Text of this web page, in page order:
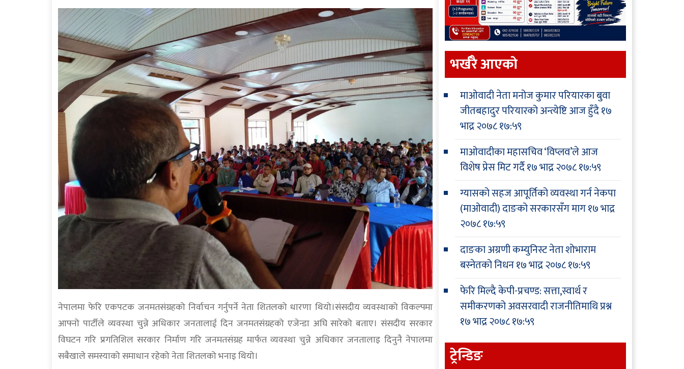
नेपालमा फेरि एकपटक जनमतसंग्रहको निर्वाचन गर्नुपर्ने नेता शितलको धारणा थियो।संसदीय व्यवस्थाको विकल्पमा
आफ्नो पार्टीले व्यवस्था चुन्ने अधिकार जनतालाई दिन जनमतसंग्रहको एजेन्डा अघि सारेको बताए। संसदीय सरकार
विघटन गरि प्रगतिशिल सरकार निर्माण गरि जनमतसंग्रह मार्फत व्यवस्था चुन्ने अधिकार जनतालाइ दिनुनै नेपालमा
सबैखाले समस्याको समाधान रहेको नेता शितलको भनाइ थियो।
भर्खरै आएकाे
माओवादी नेता मनोज कुमार परियारका बुवा
जीतबहादुर परियारको अन्त्येष्टि आज हुँदै१७
भाद्र २०७८ १७:५९
माओवादीका महासचिव ‘विप्लव’ले आज
विशेष प्रेस मिट गर्दै१७ भाद्र २०७८ १७:५९
ग्यासको सहज आपूर्तिको व्यवस्था गर्न नेकपा
(माओवादी) दाङको सरकारसँग माग१७ भाद्र
२०७८ १७:५९
दाङका अग्रणी कम्युनिस्ट नेता शोभाराम
बस्नेतको निधन१७ भाद्र २०७८ १७:५९
फेरि मिल्दै केपी-प्रचण्ड: सत्ता,स्वार्थ र
समीकरणको अवसरवादी राजनीतिमाथि प्रश्न
१७ भाद्र २०७८ १७:५९
ट्रेन्डिङ